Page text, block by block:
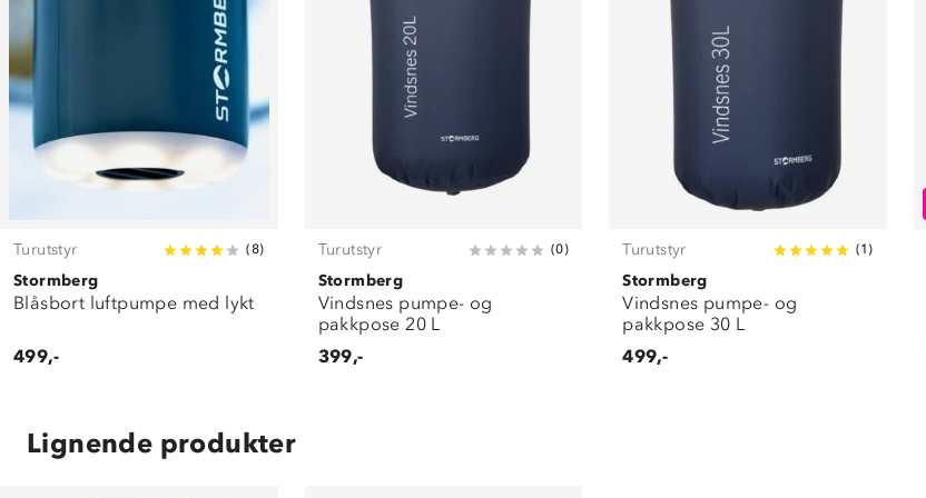
Turutstyr (8)
Stormberg
Blåsbort luftpumpe med lykt
499,-
Turutstyr (0)
Stormberg
Vindsnes pumpe- og
pakkpose 20 L
399,-
Turutstyr (1 )
Stormberg
Vindsnes pumpe- og
pakkpose 30 L
499,-
Lignende produkter